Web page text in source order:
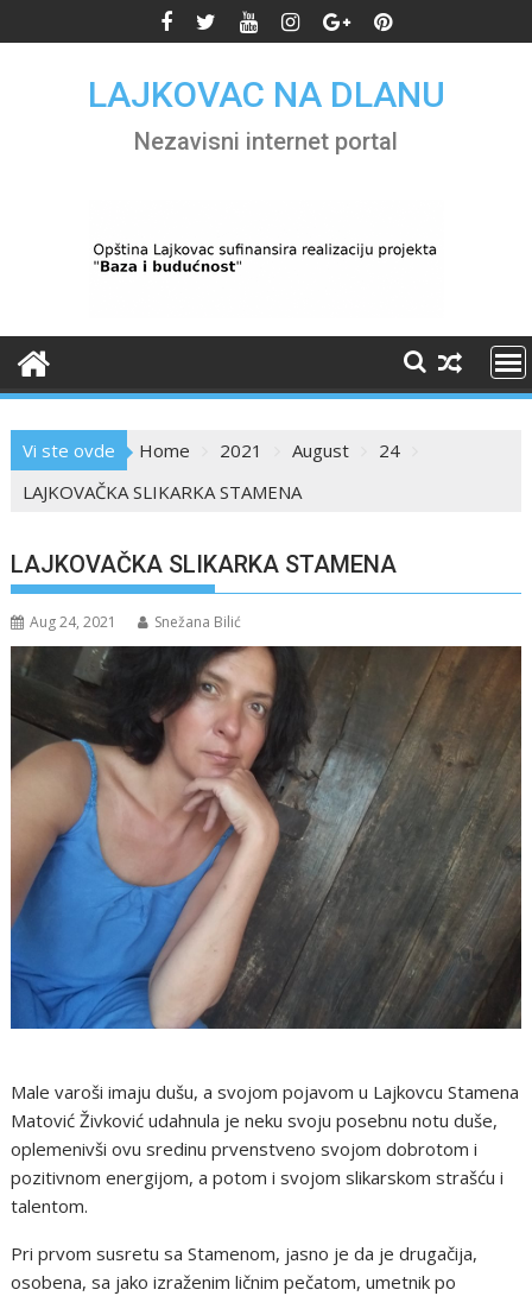
to
LAJKOVAC NA DLANU
Nezavisni internet portal
Vi ste ovde Home 2021 August
24
LAJKOVAČKA SLIKARKA STAMENA
LAJKOVAČKA SLIKARKA STAMENA
Aug 24, 2021 Snežana Bilić
Male varoši imaju dušu, a svojom pojavom u Lajkovcu Stamena
Matović Živković udahnula je neku svoju posebnu notu duše,
oplemenivši ovu sredinu prvenstveno svojom dobrotom i
pozitivnom energijom, a potom i svojom slikarskom strašću i
talentom.
Pri prvom susretu sa Stamenom, jasno je da je drugačija,
osobena, sa jako izraženim ličnim pečatom, umetnik po